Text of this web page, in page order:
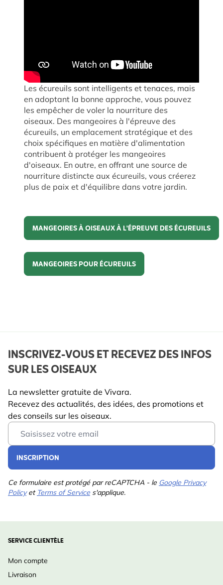
Les écureuils sont intelligents et tenaces, mais
en adoptant la bonne approche, vous pouvez
les empêcher de voler la nourriture des
oiseaux. Des mangeoires à l'épreuve des
écureuils, un emplacement stratégique et des
choix spécifiques en matière d'alimentation
contribuent à protéger les mangeoires
d'oiseaux. En outre, en offrant une source de
nourriture distincte aux écureuils, vous créerez
plus de paix et d'équilibre dans votre jardin.
MANGEOIRES À OISEAUX À L'ÉPREUVE DES ÉCUREUILS
MANGEOIRES POUR ÉCUREUILS
INSCRIVEZ-VOUS ET RECEVEZ DES INFOS
SUR LES OISEAUX
La newsletter gratuite de Vivara.
Recevez des actualités, des idées, des promotions et
des conseils sur les oiseaux.
Email Address
INSCRIPTION
Ce formulaire est protégé par reCAPTCHA - le Google Privacy
Policyet Terms of Service s'applique.
SERVICE CLIENTÈLE
Mon compte
Livraison